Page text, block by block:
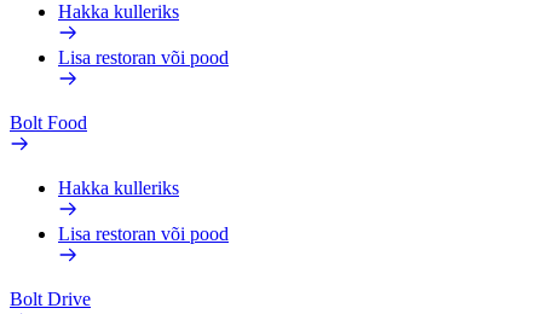
Hakka kulleriks
Lisa restoran või pood
Bolt Food
Hakka kulleriks
Lisa restoran või pood
Bolt Drive